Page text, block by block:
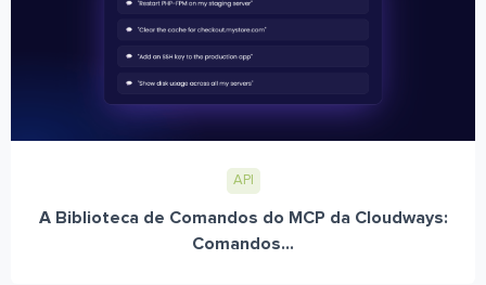
API
A Biblioteca de Comandos do MCP da Cloudways:
Comandos...